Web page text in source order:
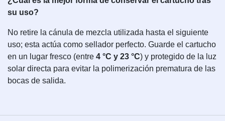
su uso?
No retire la cánula de mezcla utilizada hasta el siguiente
uso; esta actúa como sellador perfecto. Guarde el cartucho
en un lugar fresco (entre 4 °C y 23 °C) y protegido de la luz
solar directa para evitar la polimerización prematura de las
bocas de salida.